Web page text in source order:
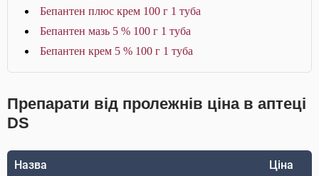
Бепантен плюс крем 100 г 1 туба
Бепантен мазь 5 % 100 г 1 туба
Бепантен крем 5 % 100 г 1 туба
Препарати від пролежнів ціна в аптеці
DS
Назва Ціна